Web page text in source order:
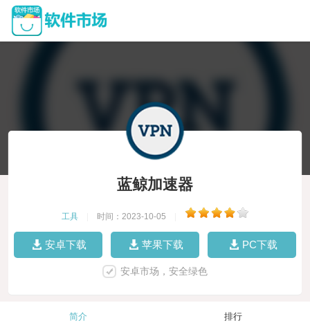
蓝鲸加速器
工具 时间：2023-10-05
安卓下载 苹果下载 PC下载
安卓市场，安全绿色
简介 排行